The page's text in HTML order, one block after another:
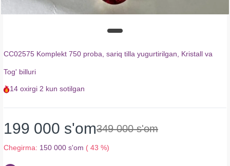
CC02575 Komplekt 750 proba, sariq tilla yugurtirilgan, Kristall va
Tog' billuri
14 oxirgi 2 kun sotilgan
199 000 s'om349 000 s'om
Chegirma: 150 000 s'om ( 43 %)